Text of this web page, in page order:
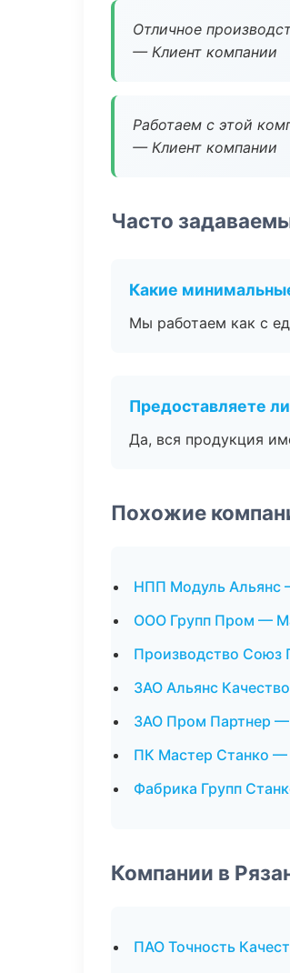
Отличное
— Клиент компании
Работаем с этой
— Клиент компании
Часто
Какие
Мы работаем как с
Предоставляете
Да, вся продукция
Похожие
НПП Модуль Альянс
ООО Групп Пром —
Производство Союз
ЗАО Альянс
ЗАО Пром Партнер —
ПК Мастер Станко —
Фабрика Групп
Компании в
ПАО Точность